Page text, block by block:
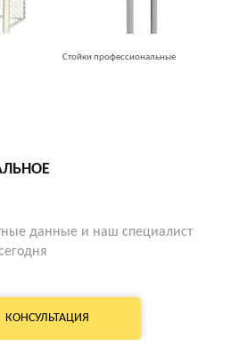
Стойки профессиональные
данные и наш специалист
КОНСУЛЬТАЦИЯ